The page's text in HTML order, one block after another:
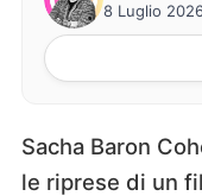
8 Luglio
Sacha Baron
le riprese di un